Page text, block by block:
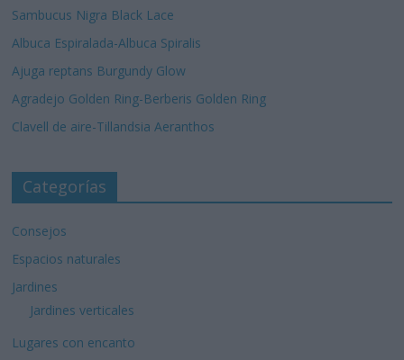
Sambucus Nigra Black Lace
Albuca Espiralada-Albuca Spiralis
Ajuga reptans Burgundy Glow
Agradejo Golden Ring-Berberis Golden Ring
Clavell de aire-Tillandsia Aeranthos
Categorías
Consejos
Espacios naturales
Jardines
Jardines verticales
Lugares con encanto